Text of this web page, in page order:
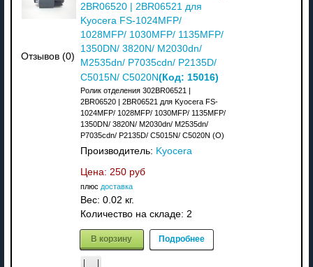
Отзывов (0)
2BR06520 | 2BR06521 для
Kyocera FS-1024MFP/
1028MFP/ 1030MFP/ 1135MFP/
1350DN/ 3820N/ M2030dn/
M2535dn/ P7035cdn/ P2135D/
C5015N/ C5020N(Код: 15016)
Ролик отделения 302BR06521 |
2BR06520 | 2BR06521 для Kyocera FS-
1024MFP/ 1028MFP/ 1030MFP/ 1135MFP/
1350DN/ 3820N/ M2030dn/ M2535dn/
P7035cdn/ P2135D/ C5015N/ C5020N (О)
Производитель: Kyocera
Цена: 250 руб
плюс доставка
Вес: 0.02 кг.
Количество на складе: 2
В корзину Подробнее